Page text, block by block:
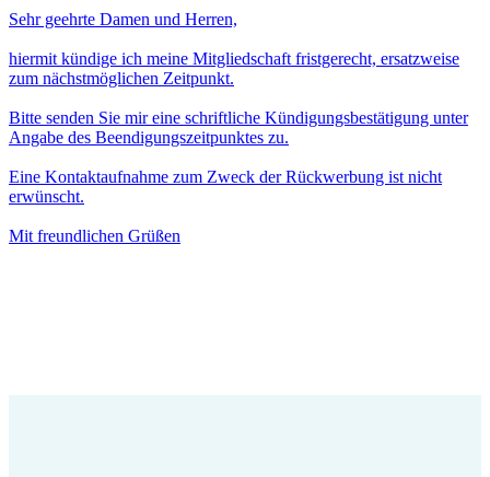
Sehr geehrte Damen und Herren,
hiermit kündige ich meine Mitgliedschaft fristgerecht, ersatzweise
zum nächstmöglichen Zeitpunkt.
Bitte senden Sie mir eine schriftliche Kündigungsbestätigung unter
Angabe des Beendigungszeitpunktes zu.
Eine Kontaktaufnahme zum Zweck der Rückwerbung ist nicht
erwünscht.
Mit freundlichen Grüßen